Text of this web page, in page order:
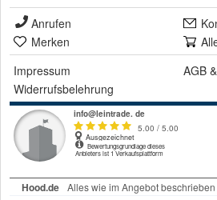
Anrufen
Merken
Impressum
AGB &
Widerrufsbelehrung